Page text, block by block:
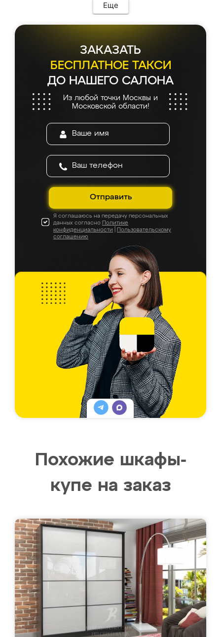
Еще
ЗАКАЗАТЬ
БЕСПЛАТНОЕ ТАКСИ
ДО НАШЕГО САЛОНА
Из любой точки Москвы и
Московской области!
Отправить
Я соглашаюсь на передачу персональных
данных согласно Политике
конфиденциальности
Пользовательскому
соглашению
Похожие шкафы-
купе на заказ